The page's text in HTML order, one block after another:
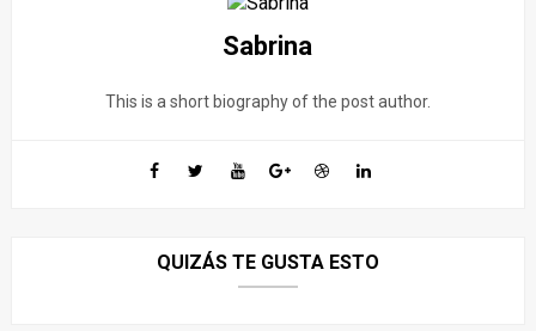
Sabrina
This is a short biography of the post author.
QUIZÁS TE GUSTA ESTO